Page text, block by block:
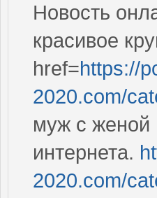
Новость
красивое
href=https://
2020.com/
муж с женой
интернета.
2020.com/